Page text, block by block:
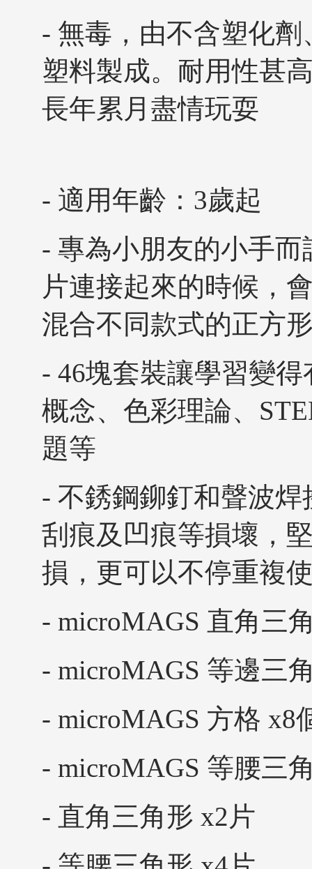
- 無毒，由不含塑化劑
塑料製成。耐用性甚
長年累月盡情玩耍
- 適用年齡：3歲起
- 專為小朋友的小手
片連接起來的時候，
混合不同款式的正方
- 46塊套裝讓學習變
概念、色彩理論、
題等
- 不銹鋼鉚釘和聲波
刮痕及凹痕等損壞，
損，更可以不停重複
- microMAGS 直角三
- microMAGS 等邊三
- microMAGS 方格 x8
- microMAGS 等腰三
- 直角三角形 x2片